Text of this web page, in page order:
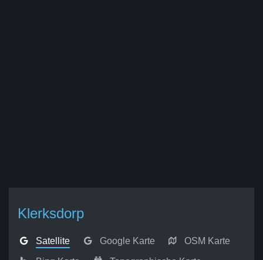
Klerksdorp
Satellite Google Karte OSM Karte